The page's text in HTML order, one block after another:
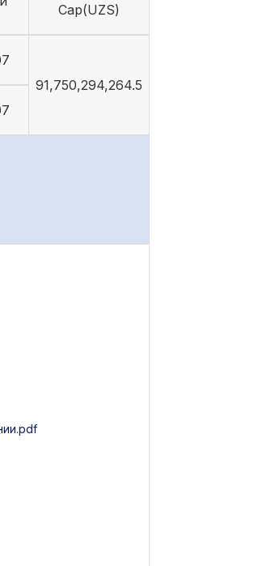
Cap(UZS)
91,750,294,264.5